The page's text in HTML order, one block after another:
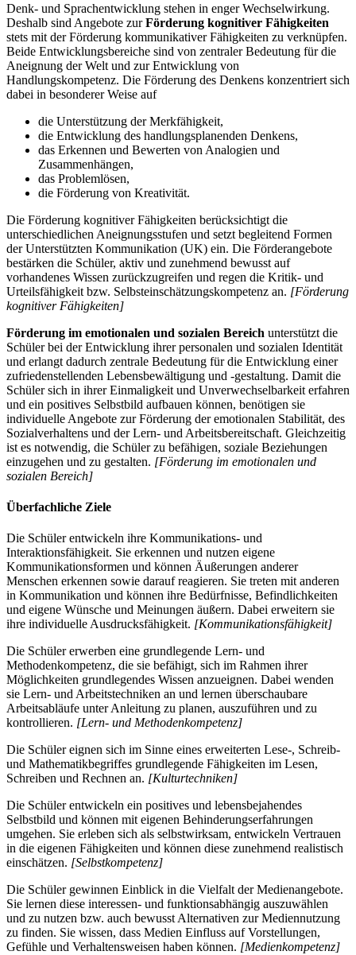
Denk- und Sprachentwicklung stehen in enger Wechselwirkung.
Deshalb sind Angebote zurFörderung kognitiver Fähigkeiten
stets mit der Förderung kommunikativer Fähigkeiten zu verknüpfen.
Beide Entwicklungsbereiche sind von zentraler Bedeutung für die
Aneignung der Welt und zur Entwicklung von
Handlungskompetenz. Die Förderung des Denkens konzentriert sich
dabei in besonderer Weise auf
die Unterstützung der Merkfähigkeit,
die Entwicklung des handlungsplanenden Denkens,
das Erkennen und Bewerten von Analogien und
Zusammenhängen,
das Problemlösen,
die Förderung von Kreativität.
Die Förderung kognitiver Fähigkeiten berücksichtigt die
unterschiedlichen Aneignungsstufen und setzt begleitend Formen
der Unterstützten Kommunikation (UK) ein. Die Förderangebote
bestärken die Schüler, aktiv und zunehmend bewusst auf
vorhandenes Wissen zurückzugreifen und regen die Kritik- und
Urteilsfähigkeit bzw. Selbsteinschätzungskompetenz an. [Förderung
kognitiver Fähigkeiten]
Förderung im emotionalen und sozialen Bereich unterstützt die
Schüler bei der Entwicklung ihrer personalen und sozialen Identität
und erlangt dadurch zentrale Bedeutung für die Entwicklung einer
zufriedenstellenden Lebensbewältigung und -gestaltung. Damit die
Schüler sich in ihrer Einmaligkeit und Unverwechselbarkeit erfahren
und ein positives Selbstbild aufbauen können, benötigen sie
individuelle Angebote zur Förderung der emotionalen Stabilität, des
Sozialverhaltens und der Lern- und Arbeitsbereitschaft. Gleichzeitig
ist es notwendig, die Schüler zu befähigen, soziale Beziehungen
einzugehen und zu gestalten. [Förderung im emotionalen und
sozialen Bereich]
Überfachliche Ziele
Die Schüler entwickeln ihre Kommunikations- und
Interaktionsfähigkeit. Sie erkennen und nutzen eigene
Kommunikationsformen und können Äußerungen anderer
Menschen erkennen sowie darauf reagieren. Sie treten mit anderen
in Kommunikation und können ihre Bedürfnisse, Befindlichkeiten
und eigene Wünsche und Meinungen äußern. Dabei erweitern sie
ihre individuelle Ausdrucksfähigkeit. [Kommunikationsfähigkeit]
Die Schüler erwerben eine grundlegende Lern- und
Methodenkompetenz, die sie befähigt, sich im Rahmen ihrer
Möglichkeiten grundlegendes Wissen anzueignen. Dabei wenden
sie Lern- und Arbeitstechniken an und lernen überschaubare
Arbeitsabläufe unter Anleitung zu planen, auszuführen und zu
kontrollieren. [Lern- und Methodenkompetenz]
Die Schüler eignen sich im Sinne eines erweiterten Lese-, Schreib-
und Mathematikbegriffes grundlegende Fähigkeiten im Lesen,
Schreiben und Rechnen an. [Kulturtechniken]
Die Schüler entwickeln ein positives und lebensbejahendes
Selbstbild und können mit eigenen Behinderungserfahrungen
umgehen. Sie erleben sich als selbstwirksam, entwickeln Vertrauen
in die eigenen Fähigkeiten und können diese zunehmend realistisch
einschätzen. [Selbstkompetenz]
Die Schüler gewinnen Einblick in die Vielfalt der Medienangebote.
Sie lernen diese interessen- und funktionsabhängig auszuwählen
und zu nutzen bzw. auch bewusst Alternativen zur Mediennutzung
zu finden. Sie wissen, dass Medien Einfluss auf Vorstellungen,
Gefühle und Verhaltensweisen haben können. [Medienkompetenz]